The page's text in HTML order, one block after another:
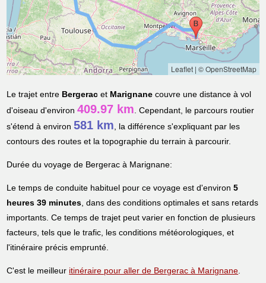
Leaflet| © OpenStreetMap
Le trajet entre Bergerac et Marignane couvre une distance à vol
d'oiseau d'environ409.97 km. Cependant, le parcours routier
s'étend à environ581 km, la différence s'expliquant par les
contours des routes et la topographie du terrain à parcourir.
Durée du voyage de Bergerac à Marignane:
Le temps de conduite habituel pour ce voyage est d'environ5
heures 39 minutes, dans des conditions optimales et sans retards
importants. Ce temps de trajet peut varier en fonction de plusieurs
facteurs, tels que le trafic, les conditions météorologiques, et
l'itinéraire précis emprunté.
C'est le meilleur itinéraire pour aller de Bergerac à Marignane.